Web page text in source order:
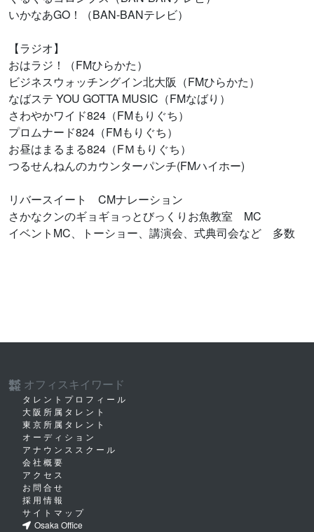
いかなあGO！（BAN-BANテレビ）
【ラジオ】
おはラジ！（FMひらかた）
ビジネスウォッチングイン北大阪（FMひらかた）
なばステ YOU GOTTA MUSIC（FMなばり）
さわやかワイド824（FMもりぐち）
プロムナード824（FMもりぐち）
お昼はまるまる824（FＭもりぐち）
つるせんねんのカウンターパンチ(FMハイホー)
リバースイート CMナレーション
さかなクンのギョギョっとびっくりお魚教室 MC
イベントMC、トーショー、講演会、式典司会など 多数
株式
会社 オフィスキイワード
タレントプロフィール
大阪所属タレント
東京所属タレント
オーディション
アナウンススクール
会社概要
アクセス
お問合せ
採用情報
サイトマップ
Osaka Office